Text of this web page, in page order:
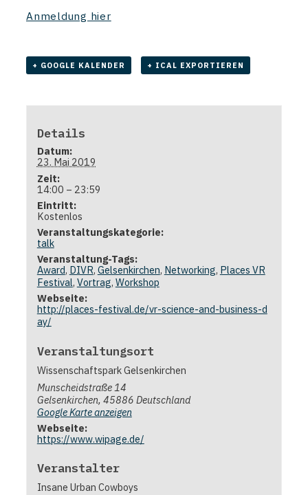
Anmeldung hier
+ GOOGLE KALENDER + ICAL EXPORTIEREN
Details
Datum:
23. Mai 2019
Zeit:
14:00 – 23:59
Eintritt:
Kostenlos
Veranstaltungskategorie:
talk
Veranstaltung-Tags:
Award, DIVR, Gelsenkirchen, Networking, Places VR
Festival, Vortrag, Workshop
Webseite:
http://places-festival.de/vr-science-and-business-d
ay/
Veranstaltungsort
Wissenschaftspark Gelsenkirchen
Munscheidstraße 14
Gelsenkirchen, 45886 Deutschland
Google Karte anzeigen
Webseite:
https://www.wipage.de/
Veranstalter
Insane Urban Cowboys